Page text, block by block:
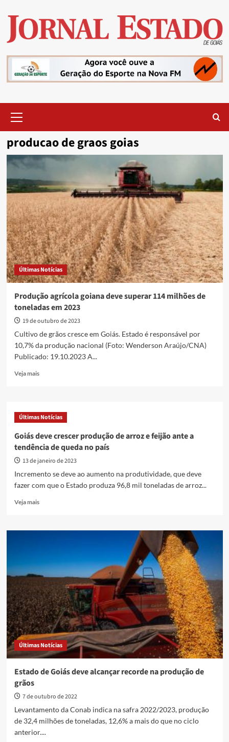
content
Menu
producao de graos goias
Últimas Notícias
Produção agrícola goiana deve superar 114 milhões de
toneladas em 2023
19 de outubro de 2023
Cultivo de grãos cresce em Goiás. Estado é responsável por
10,7% da produção nacional (Foto: Wenderson Araújo/CNA)
Publicado: 19.10.2023 A...
Veja maisRead
agrícola
goiana
superar
114
milhões
toneladas
em
Últimas Notícias
Goiás deve crescer produção de arroz e feijão ante a
tendência de queda no país
13 de janeiro de 2023
Incremento se deve ao aumento na produtividade, que deve
fazer com que o Estado produza 96,8 mil toneladas de arroz...
Veja maisRead
Goiás
de
arroz
feijão
ante
a
tendência
de
queda
no
Últimas Notícias
Estado de Goiás deve alcançar recorde na produção de
grãos
7 de outubro de 2022
Levantamento da Conab indica na safra 2022/2023, produção
de 32,4 milhões de toneladas, 12,6% a mais do que no ciclo
anterior....